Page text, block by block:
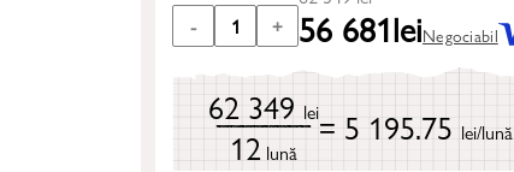
- 1 + 56 681leiNegociabil
62 349 lei
12 lună
= 5 195.75 lei/lună